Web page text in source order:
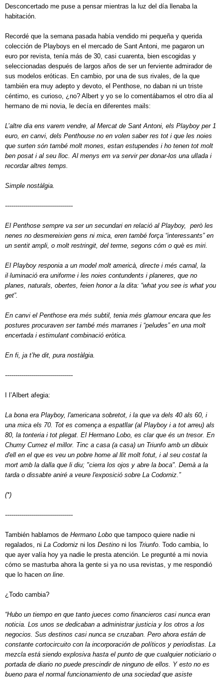
Desconcertado me puse a pensar mientras la luz del día llenaba la
habitación.
Recordé que la semana pasada había vendido mi pequeña y querida
colección de Playboys en el mercado de Sant Antoni, me pagaron un
euro por revista, tenía más de 30, casi cuarenta, bien escogidas y
seleccionadas después de largos años de ser un ferviente admirador de
sus modelos eróticas. En cambio, por una de sus rivales, de la que
también era muy adepto y devoto, el Penthose, no daban ni un triste
céntimo, es curioso, ¿no? Albert y yo se lo comentábamos el otro día al
hermano de mi novia, le decía en diferentes mails:
L’altre dia ens varem vendre, al Mercat de Sant Antoni, els Playboy per 1
euro, en canvi, dels Penthouse no en volen saber res tot i que les noies
que surten són també molt mones, estan estupendes i ho tenen tot molt
ben posat i al seu lloc. Al menys em va servir per donar-los una ullada i
recordar altres temps.
Simple nostàlgia.
----------------------------------
El Penthose sempre va ser un secundari en relació al Playboy,
però les
nenes no desmereixien gens ni mica, eren també força “interessants” en
un sentit ampli, o molt restringit, del terme, segons cóm o què es miri.
El Playboy responia a un model molt americà, directe i més carnal, la
il·luminació era uniforme i les noies contundents i planeres, que no
planes, naturals, obertes, feien honor a la dita: “what you see is what you
get”.
En canvi el Penthose era més subtil, tenia més glamour encara que les
postures procuraven ser també més marranes i “peludes” en una molt
encertada i estimulant combinació eròtica.
En fi, ja t’he dit, pura nostàlgia.
----------------------------------
I l’Albert afegia:
La bona era Playboy, l'americana sobretot, i la que va dels 40 als 60, i
una mica els 70. Tot es comença a espatllar (al Playboy i a tot arreu) als
80, la tonteria i tot plegat. El Hermano Lobo, es clar que és un tresor. En
Chumy Cumez el millor. Tinc a casa (a casa) un Triunfo amb un dibuix
d'ell en el que es veu un pobre home al llit molt fotut, i al seu costat la
mort amb la dalla que li diu; "cierra los ojos y abre la boca". Demà a la
tarda o dissabte aniré a veure l'exposició sobre La Codorniz.”
(*)
----------------------------------
También hablamos de Hermano Lobo que tampoco quiere nadie ni
regalados, ni La Codorniz ni los Destino ni los Triunfo. Todo cambia, lo
que ayer valía hoy ya nadie le presta atención. Le pregunté a mi novia
cómo se masturba ahora la gente si ya no usa revistas, y me respondió
que lo hacen on line.
¿Todo cambia?
“Hubo un tiempo en que tanto jueces como financieros casi nunca eran
noticia. Los unos se dedicaban a administrar justicia y los otros a los
negocios. Sus destinos casi nunca se cruzaban. Pero ahora están de
constante cortocircuito con la incorporación de políticos y periodistas. La
mezcla está siendo explosiva hasta el punto de que cualquier noticiario o
portada de diario no puede prescindir de ninguno de ellos. Y esto no es
bueno para el normal funcionamiento de una sociedad que asiste